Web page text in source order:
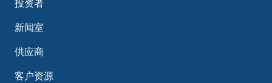
投资者
新闻室
供应商
客户资源